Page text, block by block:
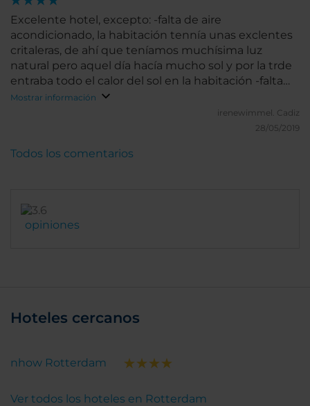
Excelente hotel, excepto: -falta de aire
acondicionado, la habitación tennía unas exclentes
critaleras, de ahí que teníamos muchísima luz
natural pero aquel día hacía mucho sol y por la trde
entraba todo el calor del sol en la habitación -falta
de parking en el propio hotel o convenio con alguno
a sus alrededores, de lo contrario hay que pagar
Mostrar información
irenewimmel. Cadiz
28/05/2019
opiniones
Todos los comentarios
Hoteles cercanos
nhow Rotterdam
Ver todos los hoteles en Rotterdam